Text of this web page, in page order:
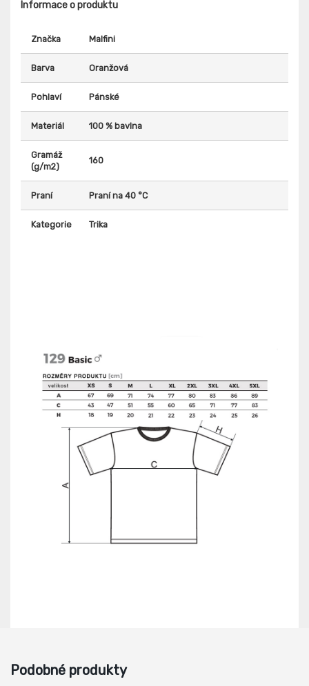
Informace o produktu
Značka Malfini
Barva Oranžová
Pohlaví Pánské
Materiál 100 % bavlna
Gramáž
(g/m2)
160
Praní Praní na 40 °C
Kategorie Trika
Podobné produkty